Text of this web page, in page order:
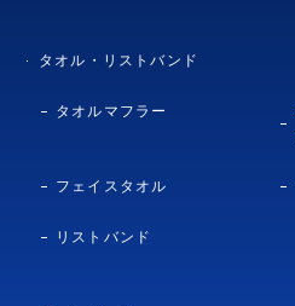
タオル・リストバンド
タオルマフラー
フェイスタオル
リストバンド